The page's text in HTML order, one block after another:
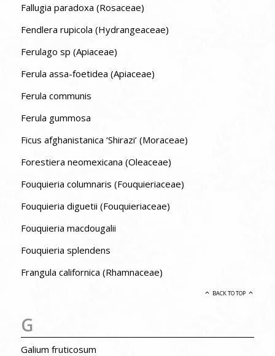
Fallugia paradoxa (Rosaceae)
Fendlera rupicola (Hydrangeaceae)
Ferulago sp (Apiaceae)
Ferula assa-foetidea (Apiaceae)
Ferula communis
Ferula gummosa
Ficus afghanistanica ‘Shirazi’ (Moraceae)
Forestiera neomexicana (Oleaceae)
Fouquieria columnaris (Fouquieriaceae)
Fouquieria diguetii (Fouquieriaceae)
Fouquieria macdougalii
Fouquieria splendens
Frangula californica (Rhamnaceae)
BACK TO TOP
G
Galium fruticosum